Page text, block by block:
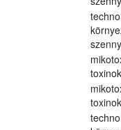
toxinok
toxinok